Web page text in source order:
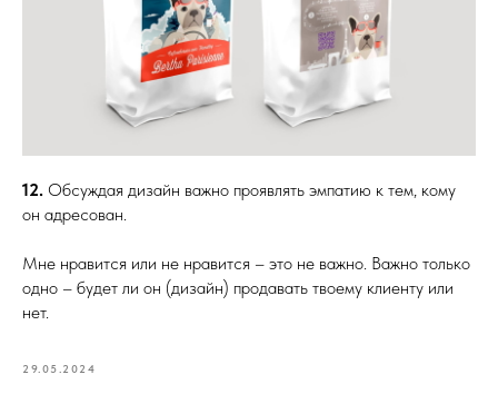
12. Обсуждая дизайн важно проявлять эмпатию к тем, кому
он адресован.
Мне нравится или не нравится – это не важно. Важно только
одно – будет ли он (дизайн) продавать твоему клиенту или
нет.
29.05.2024